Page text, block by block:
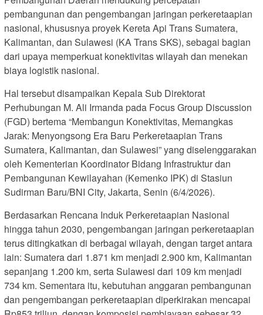
pembangunan dan pengembangan jaringan perkeretaapian
nasional, khususnya proyek Kereta Api Trans Sumatera,
Kalimantan, dan Sulawesi (KA Trans SKS), sebagai bagian
dari upaya memperkuat konektivitas wilayah dan menekan
biaya logistik nasional.
Hal tersebut disampaikan Kepala Sub Direktorat
Perhubungan M. Ali Irmanda pada Focus Group Discussion
(FGD) bertema “Membangun Konektivitas, Memangkas
Jarak: Menyongsong Era Baru Perkeretaapian Trans
Sumatera, Kalimantan, dan Sulawesi” yang diselenggarakan
oleh Kementerian Koordinator Bidang Infrastruktur dan
Pembangunan Kewilayahan (Kemenko IPK) di Stasiun
Sudirman Baru/BNI City, Jakarta, Senin (6/4/2026).
Berdasarkan Rencana Induk Perkeretaapian Nasional
hingga tahun 2030, pengembangan jaringan perkeretaapian
terus ditingkatkan di berbagai wilayah, dengan target antara
lain: Sumatera dari 1.871 km menjadi 2.900 km, Kalimantan
sepanjang 1.200 km, serta Sulawesi dari 109 km menjadi
734 km. Sementara itu, kebutuhan anggaran pembangunan
dan pengembangan perkeretaapian diperkirakan mencapai